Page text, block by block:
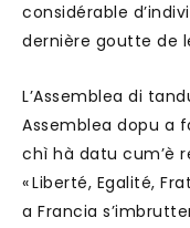
considérable
dernière goutte de
L’Assemblea di
Assemblea dopu a
chì hà datu cum’è
« Liberté, Egalité,
a Francia